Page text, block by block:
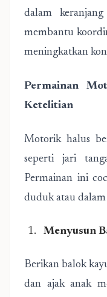
dalam
membantu
meningkatkan
Permainan
Ketelitian
Motorik halus
seperti jari
Permainan ini
duduk atau dalam
Menyusun
Berikan balok
dan ajak anak